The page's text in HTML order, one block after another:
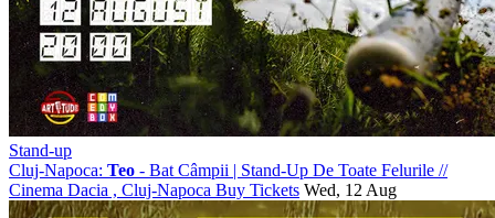
Stand-up
Cluj-Napoca: Teo - Bat Câmpii | Stand-Up De Toate Felurile //
Cinema Dacia , Cluj-Napoca Buy Tickets Wed, 12 Aug